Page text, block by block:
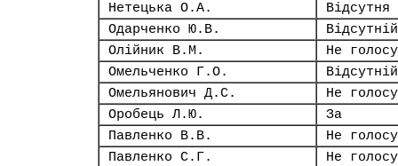
Нетецька О.А.
Відсутня
Одарченко Ю.В.
Відсутній
Олійник В.М.
Не
Омельченко Г.О.
Відсутній
Омельянович Д.С.
Не
Оробець Л.Ю.
За
Павленко В.В.
Не
Павленко С.Г.
Не